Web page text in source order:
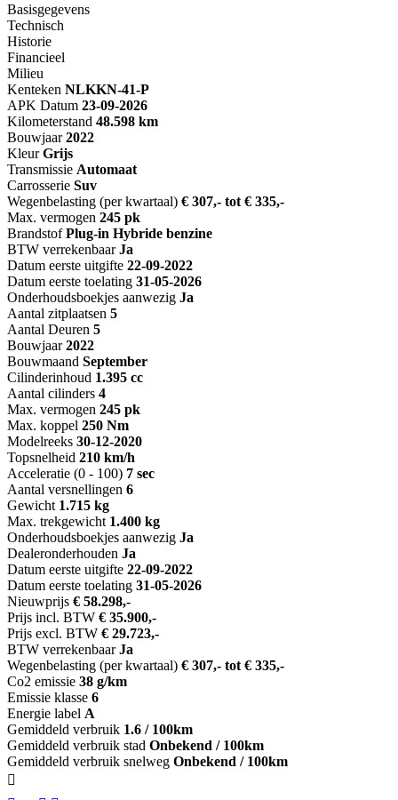
Basisgegevens
Technisch
Historie
Financieel
Milieu
Kenteken NLKKN-41-P
APK Datum 23-09-2026
Kilometerstand 48.598 km
Bouwjaar 2022
Kleur Grijs
Transmissie Automaat
Carrosserie Suv
Wegenbelasting (per kwartaal) € 307,- tot € 335,-
Max. vermogen 245 pk
Brandstof Plug-in Hybride benzine
BTW verrekenbaar Ja
Datum eerste uitgifte 22-09-2022
Datum eerste toelating 31-05-2026
Onderhoudsboekjes aanwezig Ja
Aantal zitplaatsen 5
Aantal Deuren 5
Bouwjaar 2022
Bouwmaand September
Cilinderinhoud 1.395 cc
Aantal cilinders 4
Max. vermogen 245 pk
Max. koppel 250 Nm
Modelreeks 30-12-2020
Topsnelheid 210 km/h
Acceleratie (0 - 100) 7 sec
Aantal versnellingen 6
Gewicht 1.715 kg
Max. trekgewicht 1.400 kg
Onderhoudsboekjes aanwezig Ja
Dealeronderhouden Ja
Datum eerste uitgifte 22-09-2022
Datum eerste toelating 31-05-2026
Nieuwprijs € 58.298,-
Prijs incl. BTW € 35.900,-
Prijs excl. BTW € 29.723,-
BTW verrekenbaar Ja
Wegenbelasting (per kwartaal) € 307,- tot € 335,-
Co2 emissie 38 g/km
Emissie klasse 6
Energie label A
Gemiddeld verbruik 1.6 / 100km
Gemiddeld verbruik stad Onbekend / 100km
Gemiddeld verbruik snelweg Onbekend / 100km